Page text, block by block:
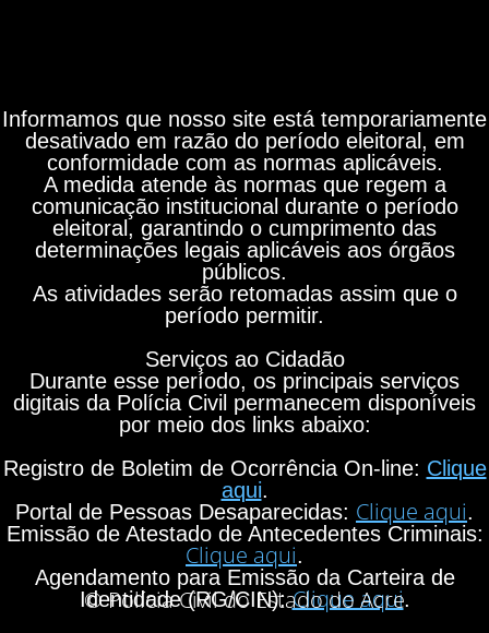
Informamos que nosso site está temporariamente
desativado em razão do período eleitoral, em
conformidade com as normas aplicáveis.
A medida atende às normas que regem a
comunicação institucional durante o período
eleitoral, garantindo o cumprimento das
determinações legais aplicáveis aos órgãos
públicos.
As atividades serão retomadas assim que o
período permitir.
Serviços ao Cidadão
Durante esse período, os principais serviços
digitais da Polícia Civil permanecem disponíveis
por meio dos links abaixo:
Registro de Boletim de Ocorrência On-line: Clique
aqui.
Portal de Pessoas Desaparecidas: Clique aqui.
Emissão de Atestado de Antecedentes Criminais:
Clique aqui.
Agendamento para Emissão da Carteira de
Identidade (RG/CIN):Clique aqui.
© Polícia Civil do Estado do Acre